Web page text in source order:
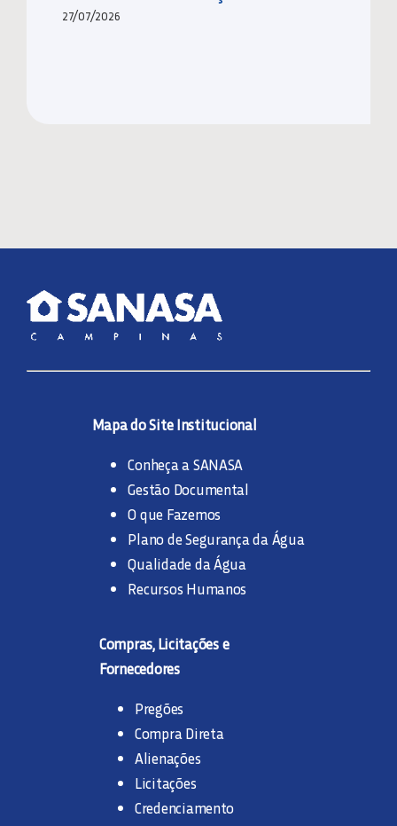
27/07/2026
Mapa do Site Institucional
Conheça a SANASA
Gestão Documental
O que Fazemos
Plano de Segurança da Água
Qualidade da Água
Recursos Humanos
Compras, Licitações e
Fornecedores
Pregões
Compra Direta
Alienações
Licitações
Credenciamento